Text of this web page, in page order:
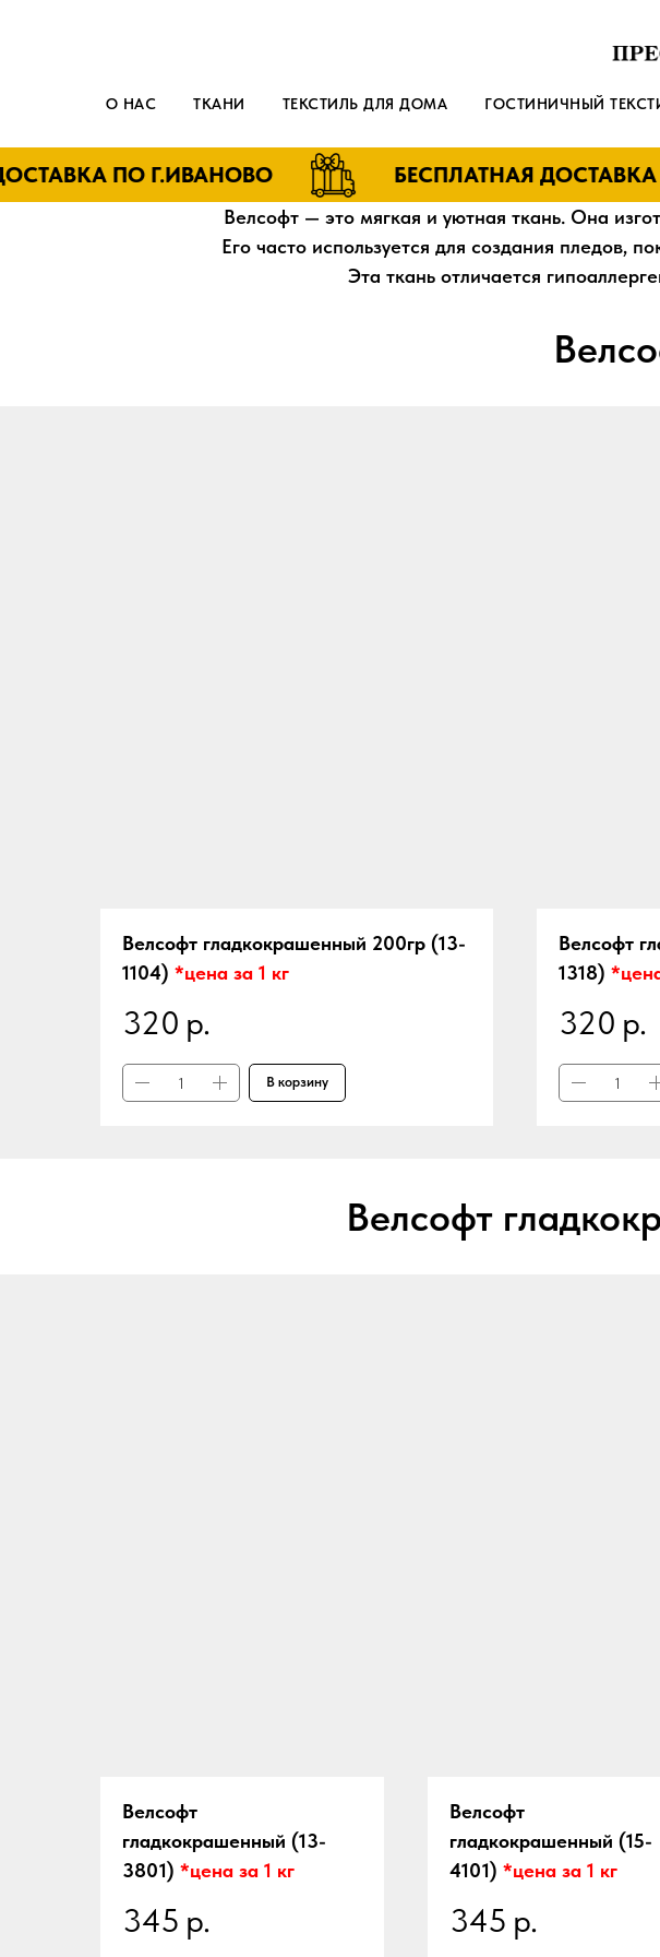
О НАС ТКАНИ ТЕКСТИЛЬ ДЛЯ ДОМА ГОСТИНИЧНЫЙ
ПО Г.ИВАНОВО БЕСПЛАТНАЯ ДОСТАВКА
Велсофт — это мягкая и уютная ткань. Она
Его часто используется для создания пледов,
Эта ткань отличается
Велсофт гладкокрашенный 200гр (13-
1104) *цена за 1 кг
320 р.
В корзину
Велсофт
1318)
320 р.
Велсофт
Велсофт
гладкокрашенный (13-
3801) *цена за 1 кг
345 р.
Велсофт
гладкокрашенный (15-
4101) *цена за 1 кг
345 р.